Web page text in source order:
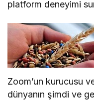
platform deneyimi
Zoom’un kurucusu
dünyanın şimdi ve